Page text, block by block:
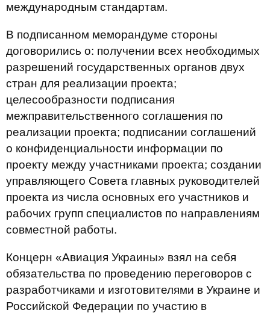
международным стандартам.
В подписанном меморандуме стороны
договорились о: получении всех необходимых
разрешений государственных органов двух
стран для реализации проекта;
целесообразности подписания
межправительственного соглашения по
реализации проекта; подписании соглашений
о конфиденциальности информации по
проекту между участниками проекта; создании
управляющего Совета главных руководителей
проекта из числа основных его участников и
рабочих групп специалистов по направлениям
совместной работы.
Концерн «Авиация Украины» взял на себя
обязательства по проведению переговоров с
разработчиками и изготовителями в Украине и
Российской Федерации по участию в